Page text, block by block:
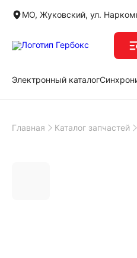
МО, Жуковский, ул.
Электронный каталог
Главная Каталог запчастей